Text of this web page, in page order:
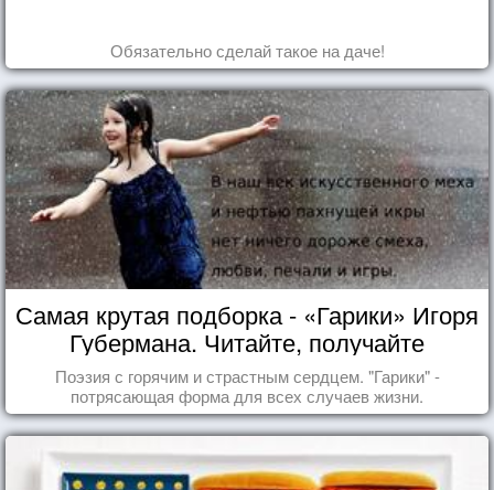
Обязательно сделай такое на даче!
Самая крутая подборка - «Гарики» Игоря
Губермана. Читайте, получайте
удовольствие!
Поэзия с горячим и страстным сердцем. "Гарики" -
потрясающая форма для всех случаев жизни.